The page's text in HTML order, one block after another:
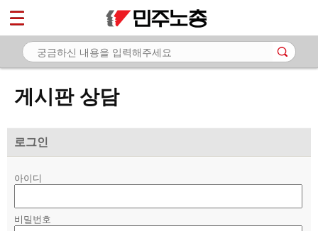
게시판 상담
로그인
아이디
비밀번호
마이페이지
소개
노동상담
- 게시판 상담
- 바로보기
- 찾아보기